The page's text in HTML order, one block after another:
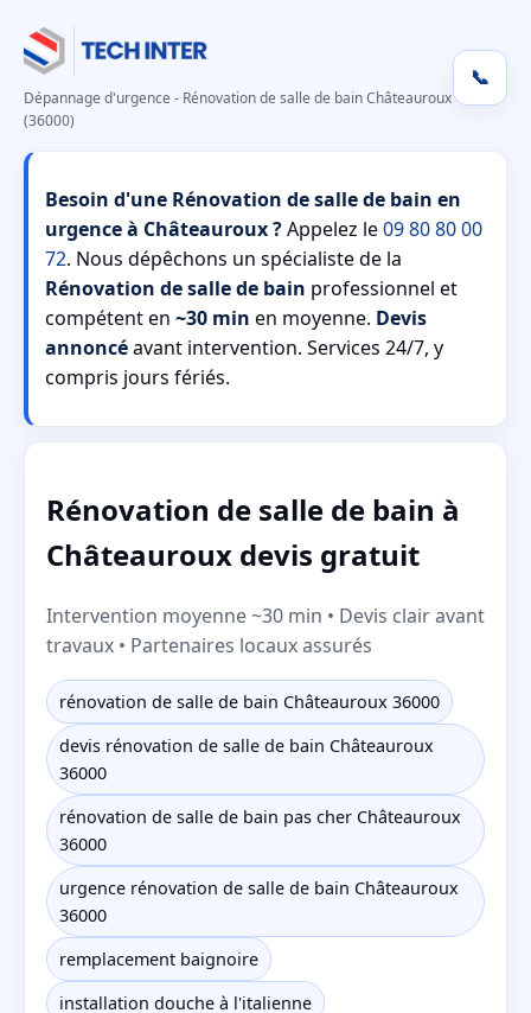
Dépannage d'urgence - Rénovation de salle de bain Châteauroux
(36000)
📞
Besoin d'une Rénovation de salle de bain en
urgence à Châteauroux ?Appelez le09 80 80 00
72. Nous dépêchons un spécialiste de la
Rénovation de salle de bain professionnel et
compétent en ~30 min en moyenne. Devis
annoncéavant intervention. Services 24/7, y
compris jours fériés.
Rénovation de salle de bain à
Châteauroux devis gratuit
Intervention moyenne ~30 min • Devis clair avant
travaux • Partenaires locaux assurés
rénovation de salle de bain Châteauroux 36000
devis rénovation de salle de bain Châteauroux
36000
rénovation de salle de bain pas cher Châteauroux
36000
urgence rénovation de salle de bain Châteauroux
36000
remplacement baignoire
installation douche à l'italienne